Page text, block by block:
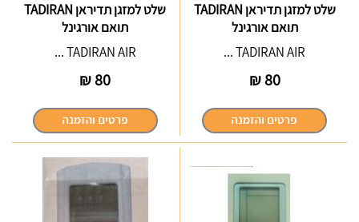
שלט למזגן תדיראן TADIRAN
תואם אורגינל
TADIRAN AIR ...
80
₪
שלט למזגן תדיראן TADIRAN
תואם אורגינל
TADIRAN AIR ...
80
₪